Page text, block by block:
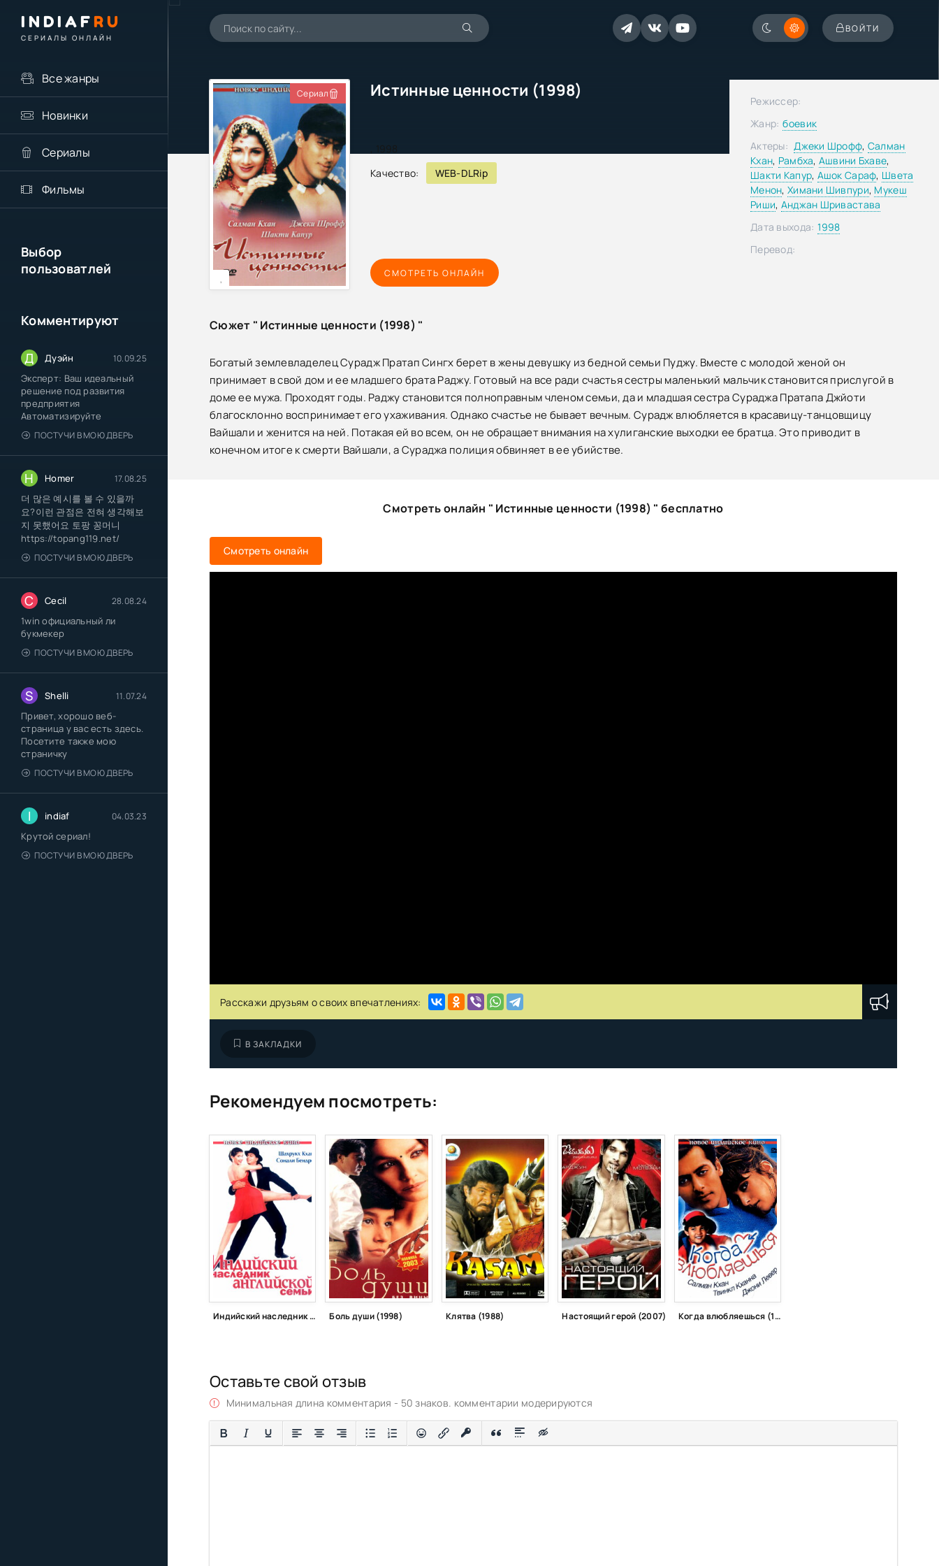
INDIAFRU
СЕРИАЛЫ ОНЛАЙН
ВОЙТИ
Все жанры
Новинки
Сериалы
Фильмы
Выбор
пользоватлей
Комментируют
Д Дуэйн 10.09.25
Эксперт: Ваш идеальный
решение под развития
предприятия
Автоматизируйте
ПОСТУЧИ В МОЮ ДВЕРЬ
H Homer 17.08.25
더 많은 예시를 볼 수 있을까
요?이런 관점은 전혀 생각해보
지 못했어요 토팡 꽁머니
https://topang119.net/
ПОСТУЧИ В МОЮ ДВЕРЬ
C Cecil 28.08.24
1win официальный ли
букмекер
ПОСТУЧИ В МОЮ ДВЕРЬ
S Shelli 11.07.24
Привет, хорошо веб-
страница у вас есть здесь.
Посетите также мою
страничку
ПОСТУЧИ В МОЮ ДВЕРЬ
I indiaf 04.03.23
Крутой сериал!
ПОСТУЧИ В МОЮ ДВЕРЬ
Истинные ценности (1998)
1998
Качество:
WEB-DLRip
Сериал
,
СМОТРЕТЬ ОНЛАЙН
Режиссер:
Жанр: боевик
Актеры: Джеки Шрофф, Салман
Кхан, Рамбха, Ашвини Бхаве,
Шакти Капур, Ашок Сараф, Швета
Менон, Химани Шивпури, Мукеш
Риши, Анджан Шривастава
Дата выхода: 1998
Перевод:
Сюжет " Истинные ценности (1998) "
Богатый землевладелец Сурадж Пратап Сингх берет в жены девушку из бедной семьи Пуджу. Вместе с молодой женой он
принимает в свой дом и ее младшего брата Раджу. Готовый на все ради счастья сестры маленький мальчик становится прислугой в
доме ее мужа. Проходят годы. Раджу становится полноправным членом семьи, да и младшая сестра Сураджа Пратапа Джйоти
благосклонно воспринимает его ухаживания. Однако счастье не бывает вечным. Сурадж влюбляется в красавицу-танцовщицу
Вайшали и женится на ней. Потакая ей во всем, он не обращает внимания на хулиганские выходки ее братца. Это приводит в
конечном итоге к смерти Вайшали, а Сураджа полиция обвиняет в ее убийстве.
Смотреть онлайн " Истинные ценности (1998) " бесплатно
Смотреть онлайн
Расскажи друзьям о своих впечатлениях:
В ЗАКЛАДКИ
Рекомендуем посмотреть:
Индийский наследник английской семьи (1997) Боль души (1998) Клятва (1988) Настоящий герой (2007) Когда влюбляешься (1998)
Оставьте свой отзыв
Минимальная длина комментария - 50 знаков. комментарии модерируются